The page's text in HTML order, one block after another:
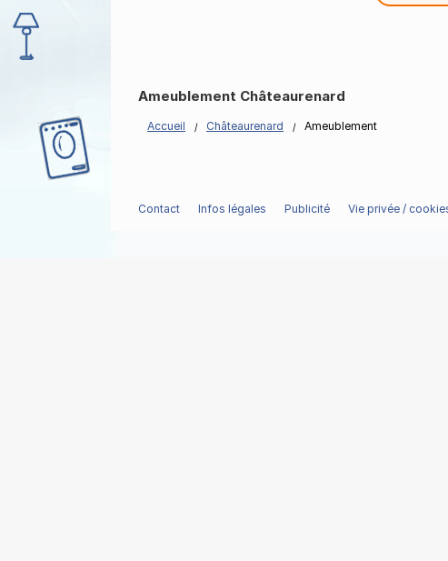
Ameublement Châteaurenard
Accueil Châteaurenard Ameublement
Contact Infos légales Publicité Vie privée /